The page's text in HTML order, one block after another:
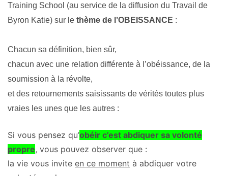
Training School (au service de la diffusion du Travail de
Byron Katie) sur le thème de l’OBEISSANCE :
Chacun sa définition, bien sûr,
chacun avec une relation différente à l’obéissance, de la
soumission à la révolte,
et des retournements saisissants de vérités toutes plus
vraies les unes que les autres :
Si vous pensez qu’obéir c’est abdiquer sa volonté
propre, vous pouvez observer que :
la vie vous invite en ce moment à abdiquer votre